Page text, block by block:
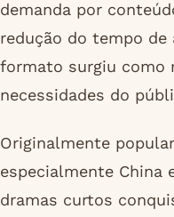
demanda por
redução do tempo de
formato surgiu como
necessidades do
Originalmente
especialmente China
dramas curtos